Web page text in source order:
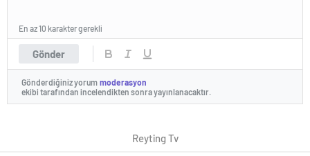
Gönder
En az 10 karakter gerekli
Gönderdiğiniz yorum moderasyon
ekibi tarafından incelendikten sonra yayınlanacaktır.
Reyting Tv